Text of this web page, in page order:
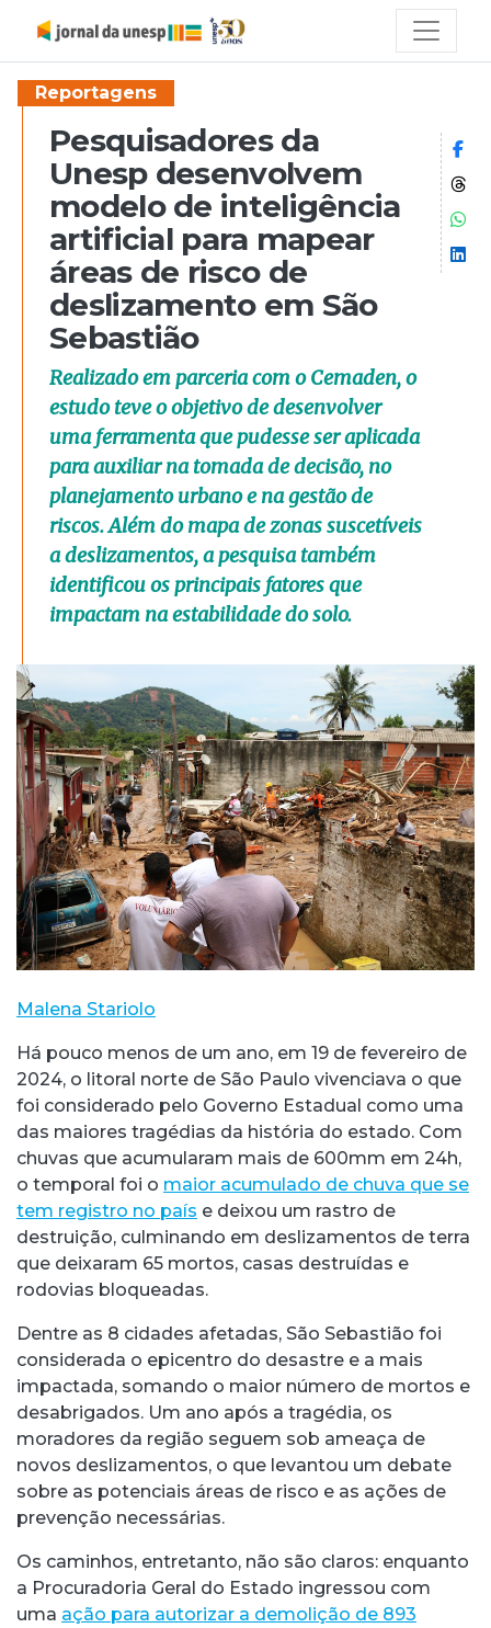
Reportagens
Pesquisadores da
Unesp desenvolvem
modelo de inteligência
artificial para mapear
áreas de risco de
deslizamento em São
Sebastião
Realizado em parceria com o Cemaden, o
estudo teve o objetivo de desenvolver
uma ferramenta que pudesse ser aplicada
para auxiliar na tomada de decisão, no
planejamento urbano e na gestão de
riscos. Além do mapa de zonas suscetíveis
a deslizamentos, a pesquisa também
identificou os principais fatores que
impactam na estabilidade do solo.
Malena Stariolo
Há pouco menos de um ano, em 19 de fevereiro de
2024, o litoral norte de São Paulo vivenciava o que
foi considerado pelo Governo Estadual como uma
das maiores tragédias da história do estado. Com
chuvas que acumularam mais de 600mm em 24h,
o temporal foi o maior acumulado de chuva que se
tem registro no país e deixou um rastro de
destruição, culminando em deslizamentos de terra
que deixaram 65 mortos, casas destruídas e
rodovias bloqueadas.
Dentre as 8 cidades afetadas, São Sebastião foi
considerada o epicentro do desastre e a mais
impactada, somando o maior número de mortos e
desabrigados. Um ano após a tragédia, os
moradores da região seguem sob ameaça de
novos deslizamentos, o que levantou um debate
sobre as potenciais áreas de risco e as ações de
prevenção necessárias.
Os caminhos, entretanto, não são claros: enquanto
a Procuradoria Geral do Estado ingressou com
uma ação para autorizar a demolição de 893